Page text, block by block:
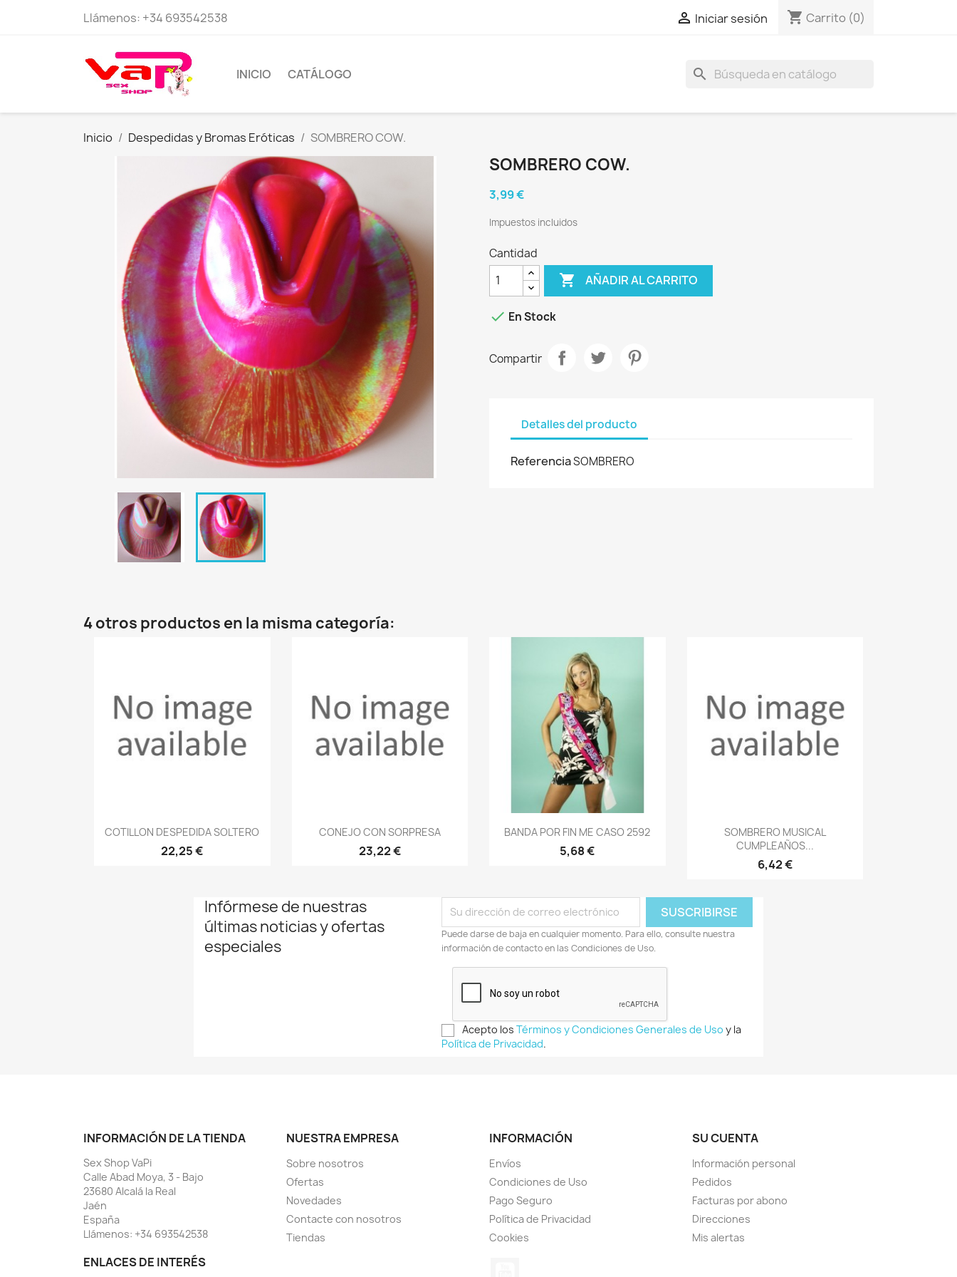
Llámenos: +34 693542538  Iniciar sesión shopping_cart Carrito (0)
INICIO CATÁLOGO search
Inicio Despedidas y Bromas Eróticas SOMBRERO COW.
SOMBRERO COW.
3,99 €
Impuestos incluidos
Cantidad
 AÑADIR AL CARRITO
 En Stock
Compartir
Detalles del producto
ReferenciaSOMBRERO
4 otros productos en la misma categoría:
Vista rápida
COTILLON DESPEDIDA SOLTERO
22,25 €
Vista rápida
CONEJO CON SORPRESA
23,22 €
Vista rápida
BANDA POR FIN ME CASO 2592
5,68 €
Vista rápida
SOMBRERO MUSICAL
CUMPLEAÑOS...
6,42 €
Infórmese de nuestras
últimas noticias y ofertas
especiales
Puede darse de baja en cualquier momento. Para ello, consulte nuestra
información de contacto en las Condiciones de Uso.
Acepto losTérminos y Condiciones Generales de Uso y la
Política de Privacidad.
INFORMACIÓN DE LA TIENDA
Sex Shop VaPi
Calle Abad Moya, 3 - Bajo
23680 Alcalá la Real
Jaén
España
Llámenos: +34 693542538
NUESTRA EMPRESA
Sobre nosotros
Ofertas
Novedades
Contacte con nosotros
Tiendas
INFORMACIÓN
Envíos
Condiciones de Uso
Pago Seguro
Política de Privacidad
Cookies
SU CUENTA
Información personal
Pedidos
Facturas por abono
Direcciones
Mis alertas
ENLACES DE INTERÉS